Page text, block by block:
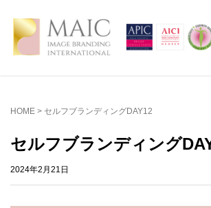
HOME > セルフブランディングDAY12
セルフブランディング
2024年2月21日